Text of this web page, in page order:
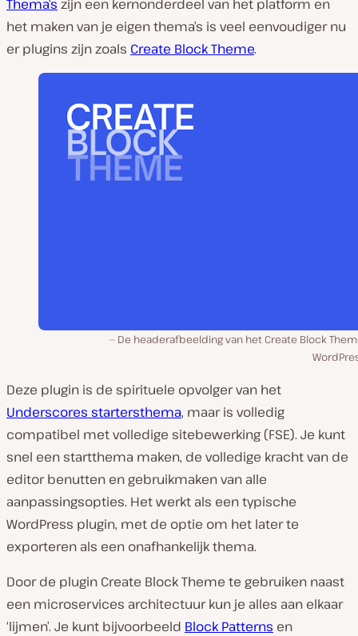
Thema’s zijn een kernonderdeel van het platform en
het maken van je eigen thema’s is veel eenvoudiger nu
er plugins zijn zoals Create Block Theme.
De headerafbeelding van het Create Block
Deze plugin is de spirituele opvolger van het
Underscores startersthema, maar is volledig
compatibel met volledige sitebewerking (FSE). Je kunt
snel een startthema maken, de volledige kracht van de
editor benutten en gebruikmaken van alle
aanpassingsopties. Het werkt als een typische
WordPress plugin, met de optie om het later te
exporteren als een onafhankelijk thema.
Door de plugin Create Block Theme te gebruiken naast
een microservices architectuur kun je alles aan elkaar
‘lijmen’. Je kunt bijvoorbeeld Block Patterns en